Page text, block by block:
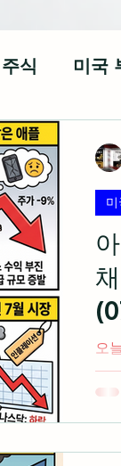
식 미국
주식 입문
전업투자자
오
음(미
매
실